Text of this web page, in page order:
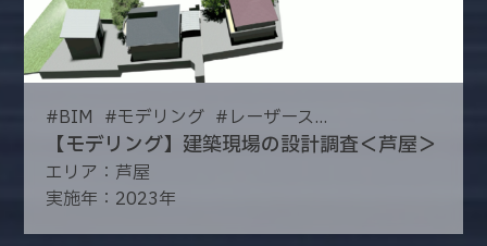
#BIM #モデリング # レーザース...
【モデリング】建築現場の設計調査＜芦屋＞
エリア：芦屋
実施年：2023年